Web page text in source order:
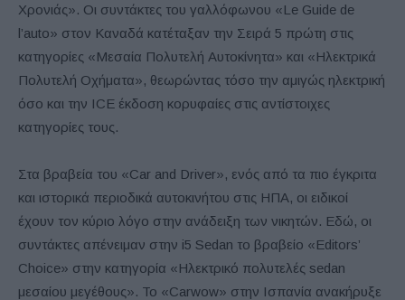
Χρονιάς». Οι συντάκτες του γαλλόφωνου «Le Guide de
l’auto» στον Καναδά κατέταξαν την Σειρά 5 πρώτη στις
κατηγορίες «Μεσαία Πολυτελή Αυτοκίνητα» και «Ηλεκτρικά
Πολυτελή Οχήματα», θεωρώντας τόσο την αμιγώς ηλεκτρική
όσο και την ICE έκδοση κορυφαίες στις αντίστοιχες
κατηγορίες τους.
Στα βραβεία του «Car and Driver», ενός από τα πιο έγκριτα
και ιστορικά περιοδικά αυτοκινήτου στις ΗΠΑ, οι ειδικοί
έχουν τον κύριο λόγο στην ανάδειξη των νικητών. Εδώ, οι
συντάκτες απένειμαν στην i5 Sedan το βραβείο «Editors’
Choice» στην κατηγορία «Ηλεκτρικό πολυτελές sedan
μεσαίου μεγέθους». Το «Carwow» στην Ισπανία ανακήρυξε